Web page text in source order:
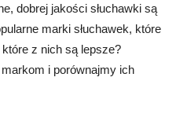
dobrej jakości słuchawki są
marki słuchawek, które
z nich są lepsze?
i porównajmy ich